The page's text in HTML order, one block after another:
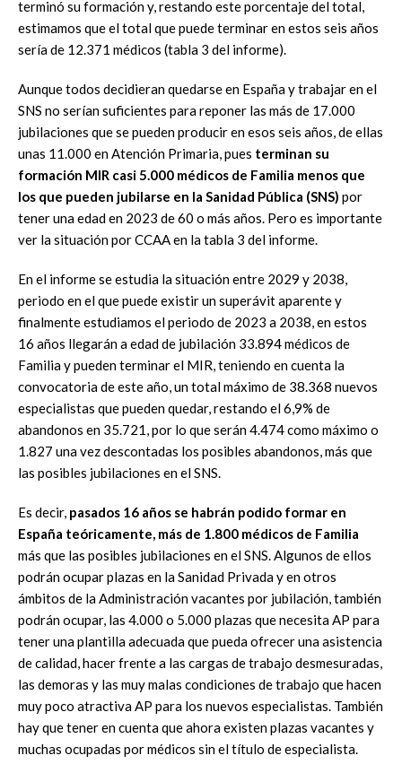
terminó su formación y, restando este porcentaje del total,
estimamos que el total que puede terminar en estos seis años
sería de 12.371 médicos (tabla 3 del informe).
Aunque todos decidieran quedarse en España y trabajar en el
SNS no serían suficientes para reponer las más de 17.000
jubilaciones que se pueden producir en esos seis años, de ellas
unas 11.000 en Atención Primaria, pues terminan su
formación MIR casi 5.000 médicos de Familia menos que
los que pueden jubilarse en la Sanidad Pública (SNS) por
tener una edad en 2023 de 60 o más años. Pero es importante
ver la situación por CCAA en la tabla 3 del informe.
En el informe se estudia la situación entre 2029 y 2038,
periodo en el que puede existir un superávit aparente y
finalmente estudiamos el periodo de 2023 a 2038, en estos
16 años llegarán a edad de jubilación 33.894 médicos de
Familia y pueden terminar el MIR, teniendo en cuenta la
convocatoria de este año, un total máximo de 38.368 nuevos
especialistas que pueden quedar, restando el 6,9% de
abandonos en 35.721, por lo que serán 4.474 como máximo o
1.827 una vez descontadas los posibles abandonos, más que
las posibles jubilaciones en el SNS.
Es decir, pasados 16 años se habrán podido formar en
España teóricamente, más de 1.800 médicos de Familia
más que las posibles jubilaciones en el SNS. Algunos de ellos
podrán ocupar plazas en la Sanidad Privada y en otros
ámbitos de la Administración vacantes por jubilación, también
podrán ocupar, las 4.000 o 5.000 plazas que necesita AP para
tener una plantilla adecuada que pueda ofrecer una asistencia
de calidad, hacer frente a las cargas de trabajo desmesuradas,
las demoras y las muy malas condiciones de trabajo que hacen
muy poco atractiva AP para los nuevos especialistas. También
hay que tener en cuenta que ahora existen plazas vacantes y
muchas ocupadas por médicos sin el título de especialista.